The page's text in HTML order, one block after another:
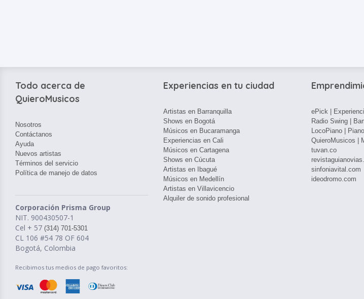
Todo acerca de
QuieroMusicos
Nosotros
Contáctanos
Ayuda
Nuevos artistas
Términos del servicio
Política de manejo de datos
Corporación Prisma Group
NIT. 900430507-1
Cel + 57 (314) 701-5301
CL 106 #54 78 OF 604
Bogotá, Colombia
Recibimos tus medios de pago favoritos:
Experiencias en tu ciudad
Artistas en Barranquilla
Shows en Bogotá
Músicos en Bucaramanga
Experiencias en Cali
Músicos en Cartagena
Shows en Cúcuta
Artistas en Ibagué
Músicos en Medellín
Artistas en Villavicencio
Alquiler de sonido profesional
ePick |
Radio Swing |
LocoPiano |
QuieroMusicos |
tuvan.co
sinfoniavital.com
ideodromo.com